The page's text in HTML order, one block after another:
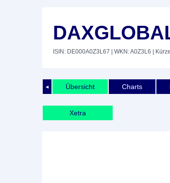
ISIN: DE000A0Z3L67 | WKN: A0Z3L6 |
◄ Übersicht Charts
Xetra